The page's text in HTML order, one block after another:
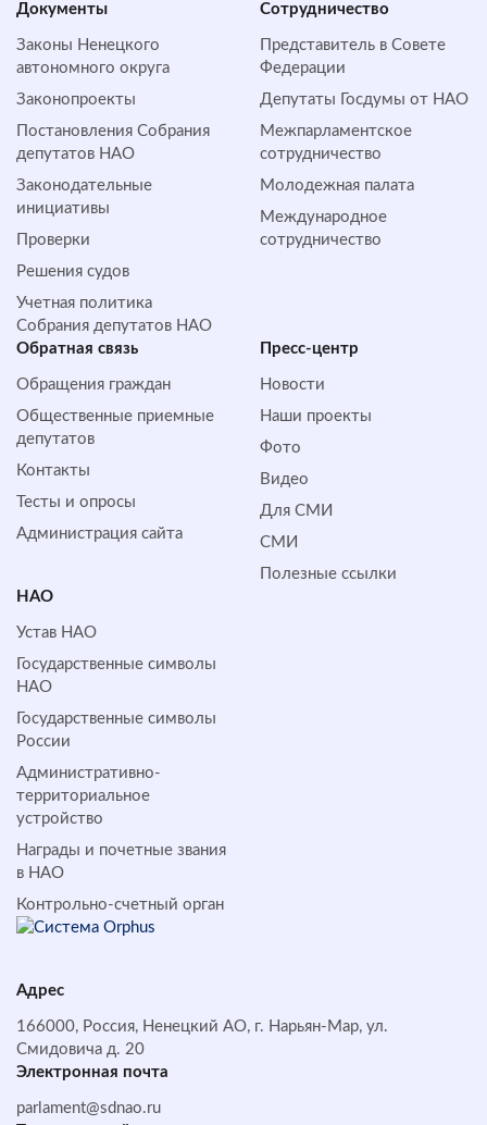
Документы
Законы Ненецкого
автономного округа
Законопроекты
Постановления Собрания
депутатов НАО
Законодательные
инициативы
Проверки
Решения судов
Учетная политика
Собрания депутатов НАО
Сотрудничество
Представитель в Совете
Федерации
Депутаты Госдумы от НАО
Межпарламентское
сотрудничество
Молодежная палата
Международное
сотрудничество
Обратная cвязь
Обращения граждан
Общественные приемные
депутатов
Контакты
Тесты и опросы
Администрация сайта
Пресс-центр
Новости
Наши проекты
Фото
Видео
Для СМИ
СМИ
Полезные ссылки
НАО
Устав НАО
Государственные символы
НАО
Государственные символы
России
Административно-
территориальное
устройство
Награды и почетные звания
в НАО
Контрольно-счетный орган
Адрес
166000, Россия, Ненецкий АО, г. Нарьян-Мар, ул.
Смидовича д. 20
Электронная почта
parlament@sdnao.ru